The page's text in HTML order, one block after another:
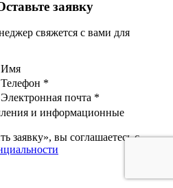
заявку
свяжется с вами для
Имя
Телефон *
Электронная почта *
и информационные
заявку», вы соглашаетесь с